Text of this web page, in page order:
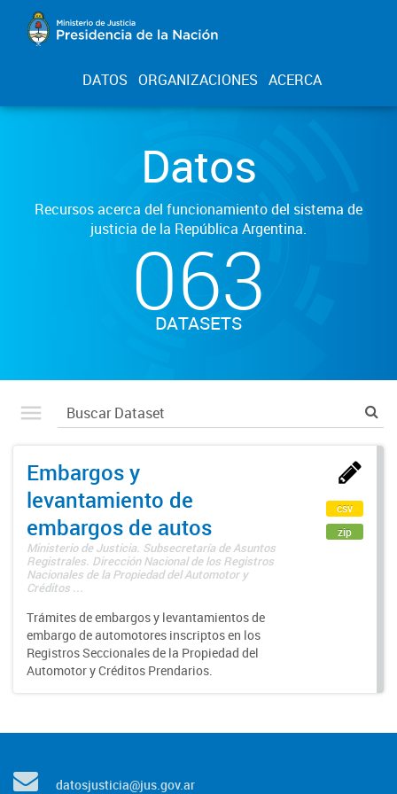
DATOS ORGANIZACIONES ACERCA
Datos
Recursos acerca del funcionamiento del sistema de
justicia de la República Argentina.
063
DATASETS
Embargos y
levantamiento de
embargos de autos
Ministerio de Justicia. Subsecretaría de Asuntos
Registrales. Dirección Nacional de los Registros
Nacionales de la Propiedad del Automotor y
Créditos ...
Trámites de embargos y levantamientos de
embargo de automotores inscriptos en los
Registros Seccionales de la Propiedad del
Automotor y Créditos Prendarios.
csv
zip
datosjusticia@jus.gov.ar